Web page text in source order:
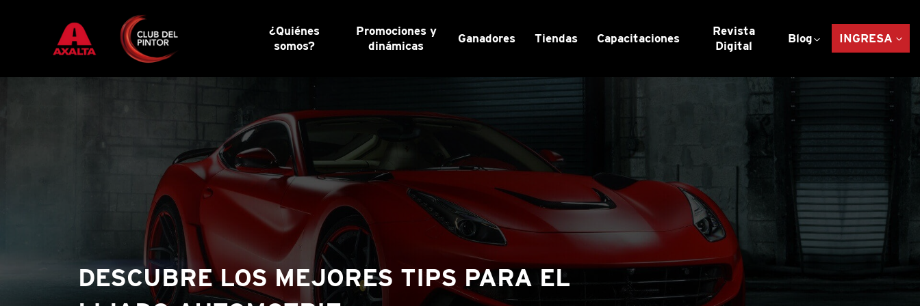
¿Quiénes
somos?
Promociones y
dinámicas
Ganadores Tiendas Capacitaciones
Revista
Digital
Blog INGRESA
DESCUBRE LOS MEJORES TIPS PARA EL